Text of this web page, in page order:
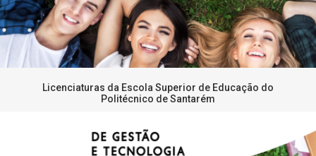
Licenciaturas da Escola Superior de Educação do
Politécnico de Santarém